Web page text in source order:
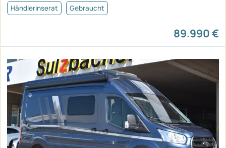
Händlerinserat Gebraucht
89.990 €